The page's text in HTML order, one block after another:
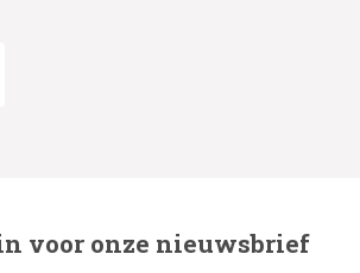
voor onze nieuwsbrief